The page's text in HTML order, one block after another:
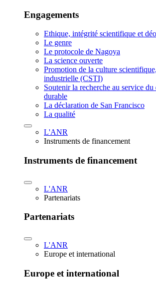
Engagements
Ethique, intégrité scientifique et
Le genre
Le protocole de Nagoya
La science ouverte
Promotion de la culture
industrielle (CSTI)
Soutenir la recherche au service
durable
La déclaration de San Francisco
La qualité
L'ANR
Instruments de financement
Instruments de financement
L'ANR
Partenariats
Partenariats
L'ANR
Europe et international
Europe et international